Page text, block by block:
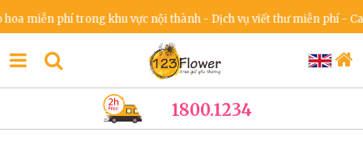
phí trong khu vực nội thành - Dịch vụ viết thư miễn phí - Cam kết
1800.1234